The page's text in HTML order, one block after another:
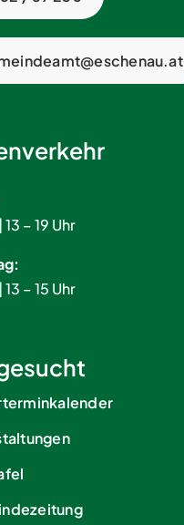
13 – 19 Uhr
13 – 15 Uhr